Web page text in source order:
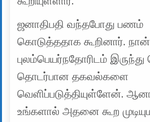
ஜனாதிபதி வந்தபோது பணம்
கொடுத்ததாக கூறினார். நான்
புலம்பெயர்நதோரிடம்
தொடர்பான தகவல்களை
வெளிப்படுத்தியுள்ளேன்.
உங்களால் அதனை கூற